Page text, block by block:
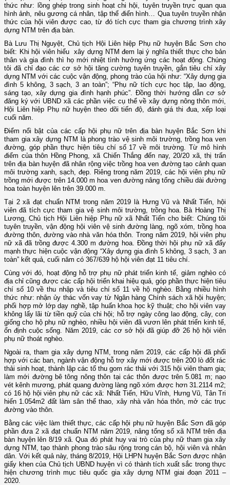
thức như: lồng ghép trong sinh hoạt chi hội, tuyên truyền trực quan qua
hình ảnh, nêu gương cá nhân, tập thể điển hình… Qua tuyên truyền nhận
thức của hội viên được cao, từ đó tích cực tham gia chương trình xây
dựng NTM trên địa bàn.
Bà Lưu Thị Nguyệt, Chủ tịch Hội Liên hiệp Phụ nữ huyện Bắc Sơn cho
biết: Khi hội viên hiểu xây dựng NTM đem lại ý nghĩa thiết thực cho bản
thân và gia đình thì họ mới nhiệt tình hưởng ứng các hoạt động. Chúng
tôi đã chỉ đạo các cơ sở hội tăng cường tuyên truyền, gắn tiêu chí xây
dựng NTM với các cuộc vận động, phong trào của hội như: “Xây dựng gia
đình 5 không, 3 sạch, 3 an toàn”; “Phụ nữ tích cực học tập, lao động,
sáng tạo, xây dựng gia đình hạnh phúc”. Đồng thời hướng dẫn cơ sở
đăng ký với UBND xã các phần việc cụ thể về xây dựng nông thôn mới,
Hội Liên hiệp Phụ nữ huyện theo dõi tiến độ, đánh giá thi đua, xếp loại
cuối năm.
Điểm nổi bật của các cấp hội phụ nữ trên địa bàn huyện Bắc Sơn khi
tham gia xây dựng NTM là phong trào vệ sinh môi trường, trồng hoa ven
đường, góp phần thực hiện tiêu chí số 17 về môi trường. Từ mô hình
điểm của thôn Hồng Phong, xã Chiến Thắng đến nay, 20/20 xã, thị trấn
trên địa bàn huyện đã nhân rộng việc trồng hoa ven đường tạo cảnh quan
môi trường xanh, sạch, đẹp. Riêng trong năm 2019, các hội viên phụ nữ
trồng mới được trên 14.000 m hoa ven đường nâng tổng chiều dài đường
hoa toàn huyện lên trên 39.000 m.
Tại 2 xã đạt chuẩn NTM trong năm 2019 là Hưng Vũ và Nhất Tiến, hội
viên đã tích cực tham gia vệ sinh môi trường, trồng hoa. Bà Hoàng Thị
Lương, Chủ tịch Hội Liên hiệp Phụ nữ xã Nhất Tiến cho biết: Chúng tôi
tuyên truyền, vận động hội viên vệ sinh đường làng, ngõ xóm, trồng hoa
đường thôn, đường vào nhà văn hóa thôn. Trong năm 2019, hội viên phụ
nữ xã đã trồng được 4.300 m đường hoa. Đồng thời hội phụ nữ xã đẩy
mạnh thực hiện cuộc vận động “Xây dựng gia đình 5 không, 3 sạch, 3 an
toàn” kết quả, cuối năm có 367/639 hộ hội viên đạt 11 tiêu chí.
Cùng với đó, hoạt động hỗ trợ phụ nữ phát triển kinh tế, giảm nghèo có
địa chỉ cũng được các cấp hội triển khai hiệu quả, góp phần thực hiện tiêu
chí số 10 về thu nhập và tiêu chí số 11 về hộ nghèo. Bằng nhiều hình
thức như: nhận ủy thác vốn vay từ Ngân hàng Chính sách xã hội huyện;
phối hợp mở lớp dạy nghề, tập huấn khoa học kỹ thuật; cho hội viên vay
không lấy lãi từ tiền quỹ của chi hội; hỗ trợ ngày công lao động, cây, con
giống cho hộ phụ nữ nghèo, nhiều hội viên đã vươn lên phát triển kinh tế,
ổn định cuộc sống. Năm 2019, các cơ sở hội đã giúp đỡ 26 hộ hội viên
phụ nữ thoát nghèo.
Ngoài ra, tham gia xây dựng NTM, trong năm 2019, các cấp hội đã phối
hợp với các ban, ngành vận động hỗ trợ xây mới được trên 200 lò đốt rác
thải sinh hoạt, thành lập các tổ thu gom rác thải với 315 hội viên tham gia;
làm mới đường bê tông nông thôn tại các thôn được trên 5.081 m; nạo
vét kênh mương, phát quang đường làng ngõ xóm được hơn 31.2114 m2;
có 16 hộ hội viên phụ nữ các xã: Nhất Tiến, Hữu Vĩnh, Hưng Vũ, Tân Tri
hiến 1.054m2 đất làm sân thể thao, xây nhà văn hóa thôn, mở các trục
đường vào thôn.
Bằng các việc làm thiết thực, các cấp hội phụ nữ huyện Bắc Sơn đã góp
phần đưa 2 xã đạt chuẩn NTM năm 2019, nâng tổng số xã NTM trên địa
bàn huyện lên 8/19 xã. Qua đó phát huy vai trò của phụ nữ tham gia xây
dựng NTM, tạo thành phong trào sâu rộng trong cán bộ, hội viên và nhân
dân. Với kết quả này, tháng 8/2019, Hội LHPN huyện Bắc Sơn được nhận
giấy khen của Chủ tịch UBND huyện vì có thành tích xuất sắc trong thực
hiện chương trình mục tiêu quốc gia xây dựng NTM giai đoạn 2011 –
2020.